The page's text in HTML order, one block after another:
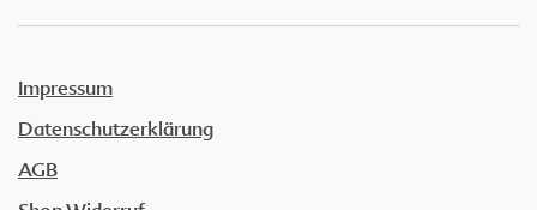
Impressum
Datenschutzerklärung
AGB